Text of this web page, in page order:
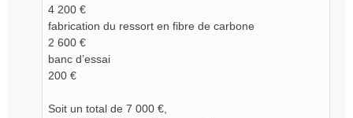
4 200 €
fabrication du ressort en fibre de carbone
2 600 €
banc d’essai
200 €
Soit un total de 7 000 €,